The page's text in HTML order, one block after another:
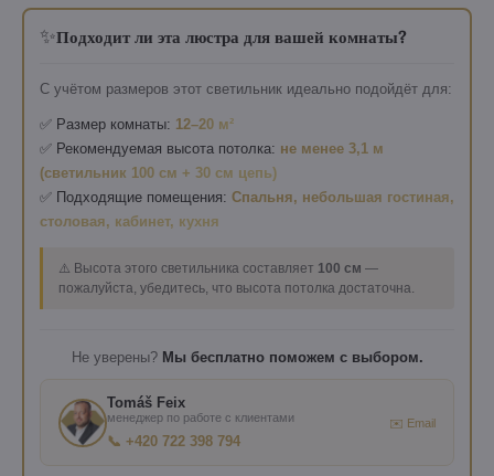
✨Подходит ли эта люстра для вашей комнаты?
С учётом размеров этот светильник идеально подойдёт для:
✅ Размер комнаты: 12–20 м²
✅ Рекомендуемая высота потолка: не менее 3,1 м
(светильник 100 см + 30 см цепь)
✅ Подходящие помещения: Спальня, небольшая гостиная,
столовая, кабинет, кухня
⚠️ Высота этого светильника составляет 100 см —
пожалуйста, убедитесь, что высота потолка достаточна.
Не уверены? Мы бесплатно поможем с выбором.
Tomáš Feix
менеджер по работе с клиентами
📞 +420 722 398 794
✉️ Email